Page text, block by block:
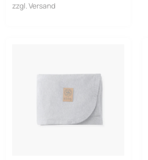
zzgl. Versand